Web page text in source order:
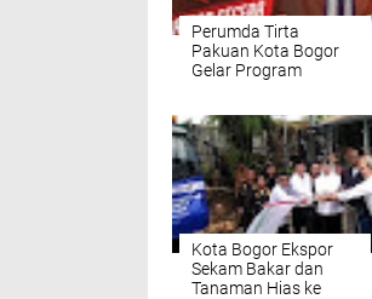
Perumda Tirta
Pakuan Kota Bogor
Gelar Program
Kota Bogor Ekspor
Sekam Bakar dan
Tanaman Hias ke